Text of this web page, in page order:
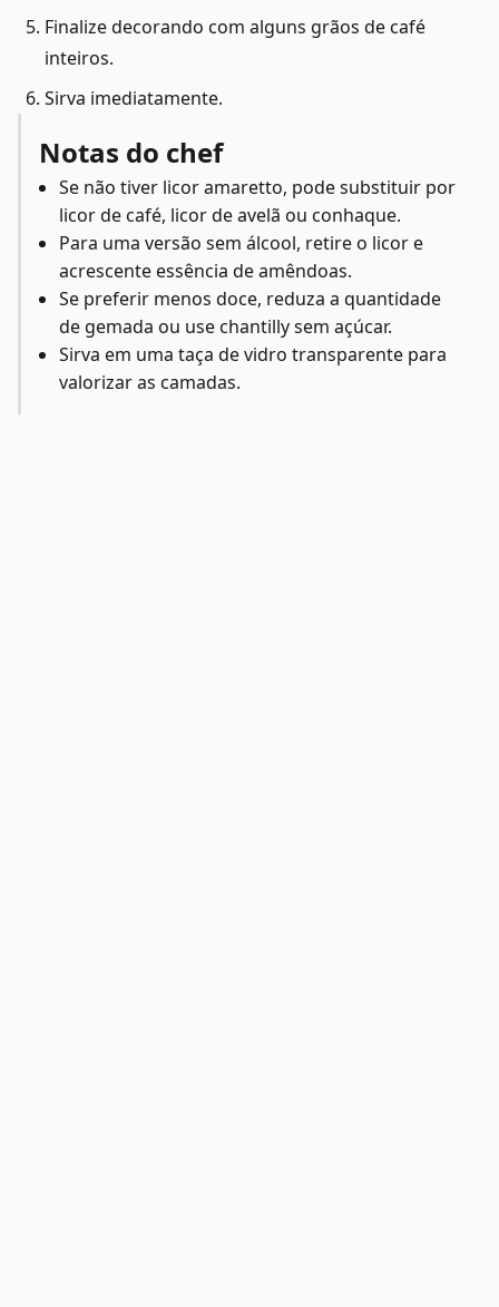
Finalize decorando com alguns grãos de café
inteiros.
Sirva imediatamente.
Notas do chef
Se não tiver licor amaretto, pode substituir por
licor de café, licor de avelã ou conhaque.
Para uma versão sem álcool, retire o licor e
acrescente essência de amêndoas.
Se preferir menos doce, reduza a quantidade
de gemada ou use chantilly sem açúcar.
Sirva em uma taça de vidro transparente para
valorizar as camadas.